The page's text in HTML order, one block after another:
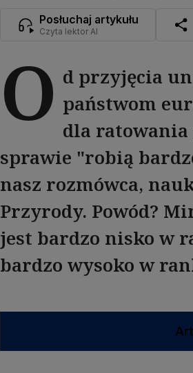
Posłuchaj artykułu
Czyta lektor AI
O d przyjęcia
państwom
dla
sprawie "robią
nasz rozmówca,
Przyrody. Powód?
jest bardzo nisko w
bardzo wysoko w